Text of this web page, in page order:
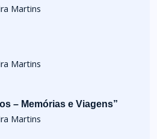
Martins
Martins
– Memórias e Viagens”
Martins